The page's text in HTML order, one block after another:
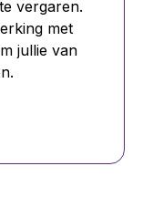
vergaren.
met
jullie van